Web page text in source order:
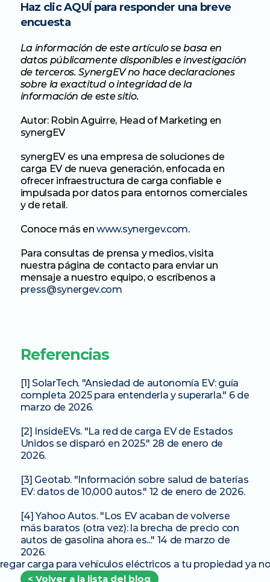
Haz clic AQUÍ para responder una breve
encuesta
La información de este artículo se basa en
datos públicamente disponibles e investigación
de terceros. SynergEV no hace declaraciones
sobre la exactitud o integridad de la
información de este sitio.
Autor: Robin Aguirre, Head of Marketing en
synergEV
synergEV es una empresa de soluciones de
carga EV de nueva generación, enfocada en
ofrecer infraestructura de carga confiable e
impulsada por datos para entornos comerciales
y de retail.
Conoce más en www.synergev.com.
Para consultas de prensa y medios, visita
nuestra página de contacto para enviar un
press@synergev.com
Referencias
[1] SolarTech. "Ansiedad de autonomía EV: guía
completa 2025 para entenderla y superarla." 6 de
marzo de 2026.
[2] InsideEVs. "La red de carga EV de Estados
Unidos se disparó en 2025." 28 de enero de
2026.
[3] Geotab. "Información sobre salud de baterías
EV: datos de 10,000 autos." 12 de enero de 2026.
[4] Yahoo Autos. "Los EV acaban de volverse
más baratos (otra vez): la brecha de precio con
autos de gasolina ahora es..." 14 de marzo de
2026.
carga para vehículos eléctricos a tu propiedad ya
< Volver a la lista del blog